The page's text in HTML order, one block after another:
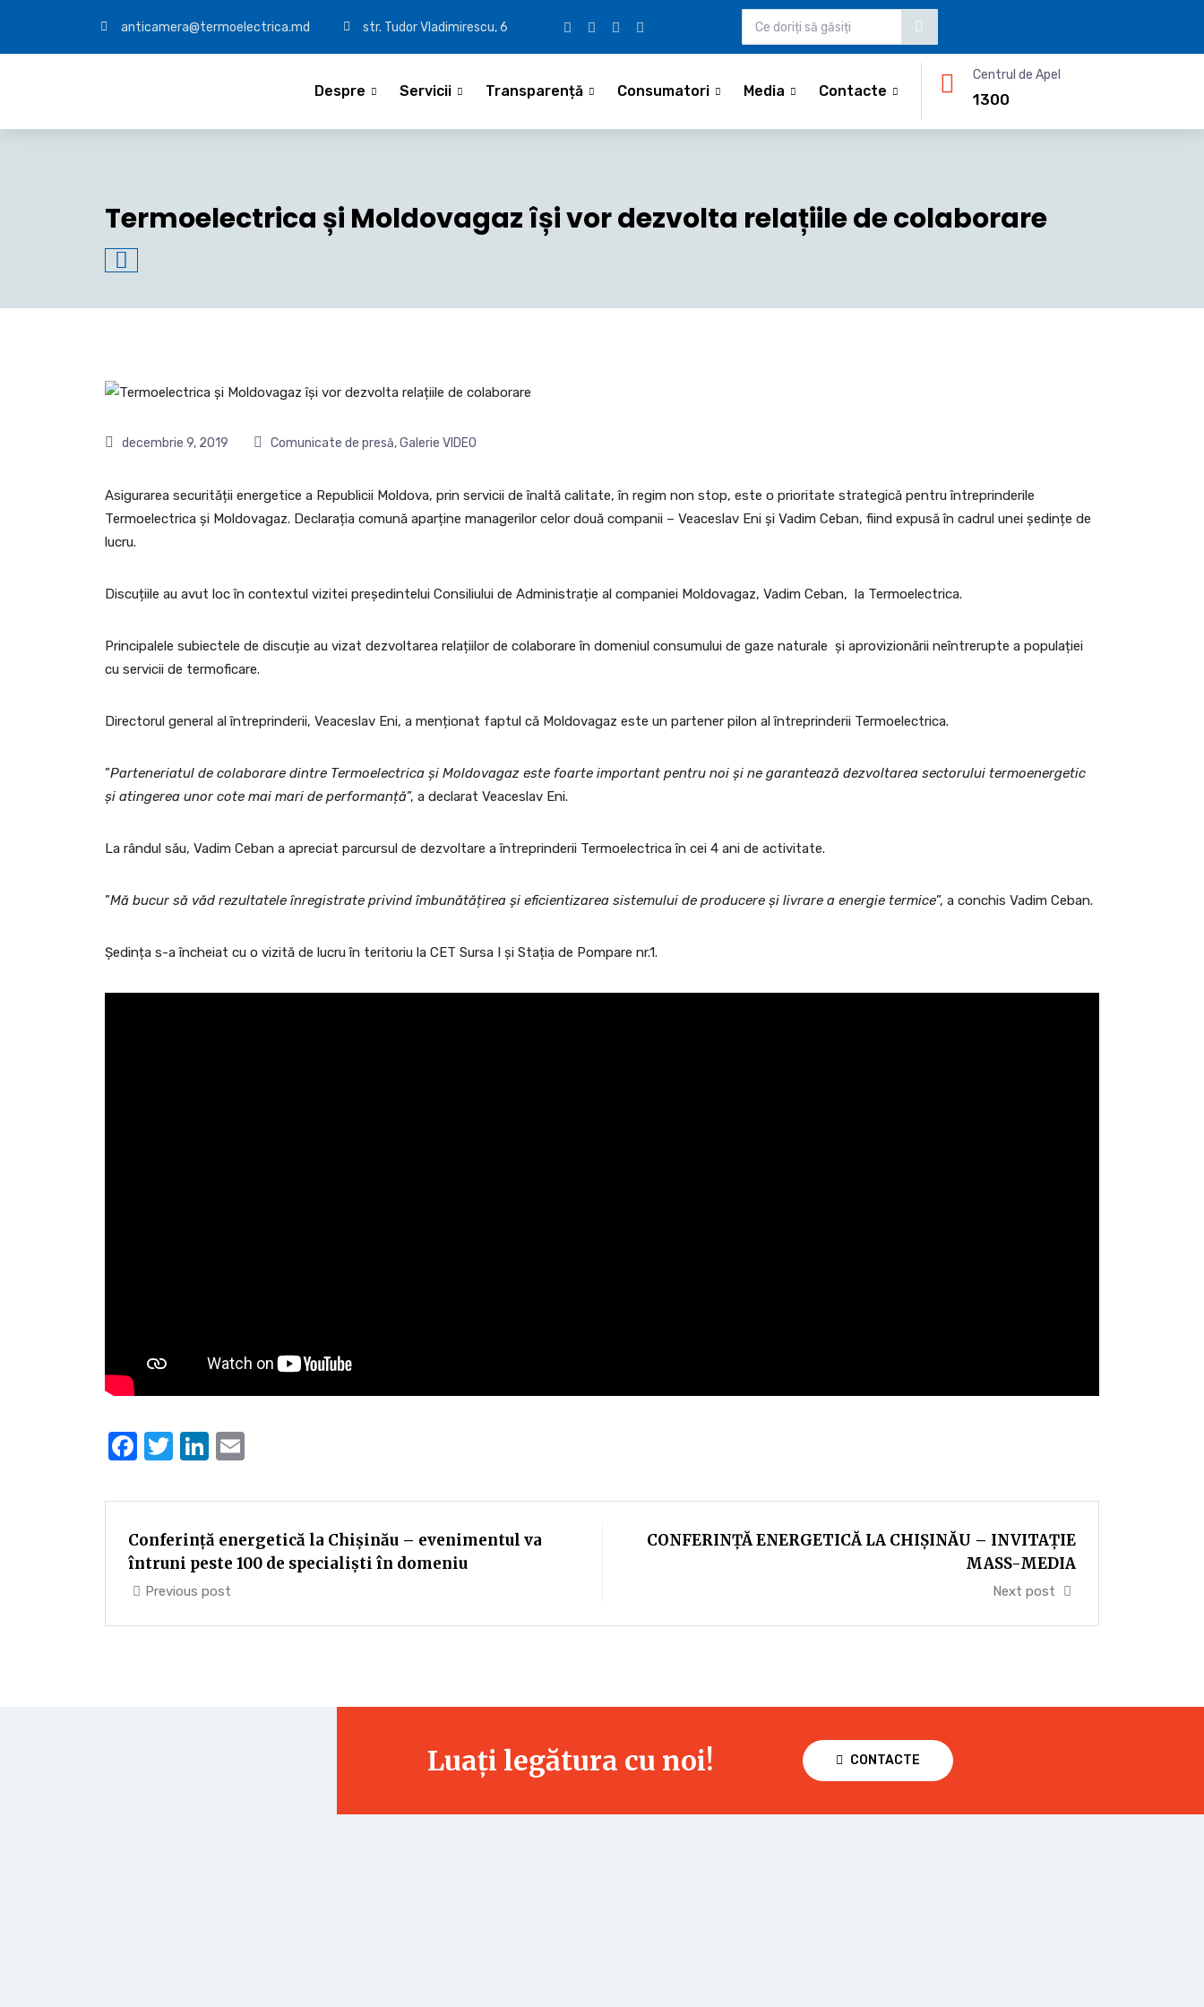
anticamera@termoelectrica.md str. Tudor Vladimirescu, 6
Despre Servicii Transparență Consumatori Media Contacte
Centrul de Apel
1300
Termoelectrica și Moldovagaz își vor dezvolta relațiile de colaborare
decembrie 9, 2019 Comunicate de presă,Galerie VIDEO
Asigurarea securității energetice a Republicii Moldova, prin servicii de înaltă calitate, în regim non stop, este o prioritate strategică pentru întreprinderile
Termoelectrica și Moldovagaz. Declarația comună aparține managerilor celor două companii – Veaceslav Eni și Vadim Ceban, fiind expusă în cadrul unei ședințe de
lucru.
Discuțiile au avut loc în contextul vizitei președintelui Consiliului de Administrație al companiei Moldovagaz, Vadim Ceban, la Termoelectrica.
Principalele subiectele de discuție au vizat dezvoltarea relațiilor de colaborare în domeniul consumului de gaze naturale și aprovizionării neîntrerupte a populației
cu servicii de termoficare.
Directorul general al întreprinderii, Veaceslav Eni, a menționat faptul că Moldovagaz este un partener pilon al întreprinderii Termoelectrica.
”Parteneriatul de colaborare dintre Termoelectrica și Moldovagaz este foarte important pentru noi și ne garantează dezvoltarea sectorului termoenergetic
și atingerea unor cote mai mari de performanță”, a declarat Veaceslav Eni.
La rândul său, Vadim Ceban a apreciat parcursul de dezvoltare a întreprinderii Termoelectrica în cei 4 ani de activitate.
”Mă bucur să văd rezultatele înregistrate privind îmbunătățirea și eficientizarea sistemului de producere și livrare a energie termice”, a conchis Vadim Ceban.
Ședința s-a încheiat cu o vizită de lucru în teritoriu la CET Sursa I și Stația de Pompare nr.1.
Facebook
TwitterLinkedIn
Conferință energetică la Chișinău – evenimentul va
întruni peste 100 de specialiști în domeniu
Previous post
CONFERINȚĂ ENERGETICĂ LA CHIȘINĂU – INVITAȚIE
MASS-MEDIA
Next post
Luați legătura cu noi! CONTACTE